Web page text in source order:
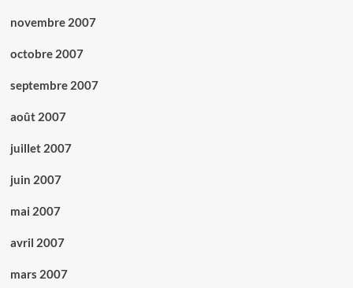
novembre 2007
octobre 2007
septembre 2007
août 2007
juillet 2007
juin 2007
mai 2007
avril 2007
mars 2007